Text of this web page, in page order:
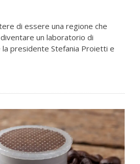
di essere una regione che
un laboratorio di
la presidente Stefania Proietti e